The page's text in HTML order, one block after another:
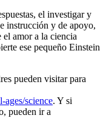
el investigar y
instrucción y de apoyo,
el amor a la ciencia
ese pequeño Einstein
pueden visitar para
science. Y si
pueden ir a